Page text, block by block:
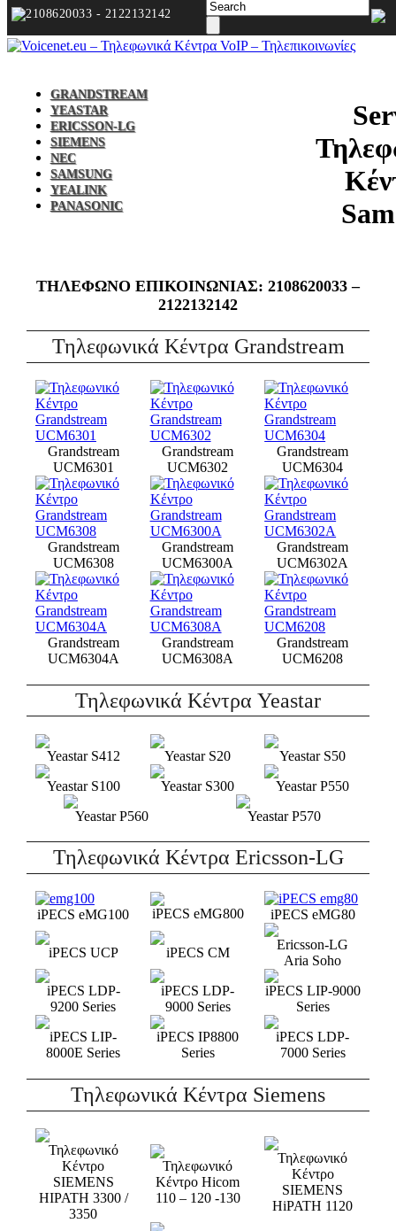
2108620033 - 2122132142
GRANDSTREAM
YEASTAR
ERICSSON-LG
SIEMENS
NEC
SAMSUNG
YEALINK
PANASONIC
ΤΗΛΕΦΩΝΟ ΕΠΙΚΟIΝΩΝΙΑΣ: 2108620033 –
2122132142
Τηλεφωνικά Κέντρα Grandstream
Grandstream
UCM6301
Grandstream
UCM6302
Grandstream
UCM6304
Grandstream
UCM6308
Grandstream
UCM6300A
Grandstream
UCM6302A
Grandstream
UCM6304A
Grandstream
UCM6308A
Grandstream
UCM6208
Τηλεφωνικά Κέντρα Yeastar
Yeastar S412 Yeastar S20
Yeastar S50
Yeastar S100
Yeastar S300
Yeastar P550
Yeastar P560
Yeastar P570
Τηλεφωνικά Κέντρα Ericsson-LG
iPECS eMG100 iPECS eMG800 iPECS eMG80
iPECS UCP iPECS CM
Ericsson-LG
Aria Soho
iPECS LDP-
9200 Series
iPECS LDP-
9000 Series
iPECS LIP-9000
Series
iPECS LIP-
8000E Series
iPECS IP8800
Series
iPECS LDP-
7000 Series
Τηλεφωνικά Κέντρα Siemens
Τηλεφωνικό
Κέντρο
SIEMENS
HIPATH 3300 /
3350
Τηλεφωνικό
Κέντρο Hicom
110 – 120 -130
Τηλεφωνικό
Κέντρο
SIEMENS
HiPATH 1120